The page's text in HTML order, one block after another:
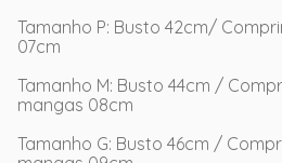
Tamanho P: Busto 42cm/
07cm
Tamanho M: Busto 44cm /
mangas 08cm
Tamanho G: Busto 46cm /